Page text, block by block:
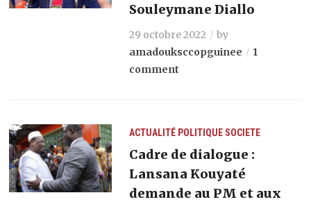
Souleymane Diallo
29 octobre 2022
by
amadouksccopguinee
1
comment
ACTUALITÉ POLITIQUE SOCIETE
Cadre de dialogue :
Lansana Kouyaté
demande au PM et aux